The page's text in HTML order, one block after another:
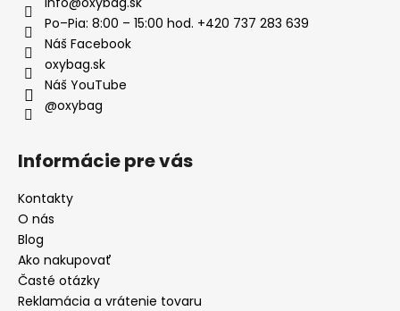
Po–Pia: 8:00 – 15:00 hod. +420 737 283 639
Náš Facebook
oxybag.sk
Náš YouTube
@oxybag
Informácie pre vás
Kontakty
O nás
Blog
Ako nakupovať
Časté otázky
Reklamácia a vrátenie tovaru